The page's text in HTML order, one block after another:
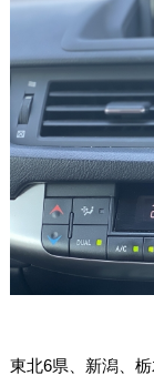
東北6県、新潟、栃